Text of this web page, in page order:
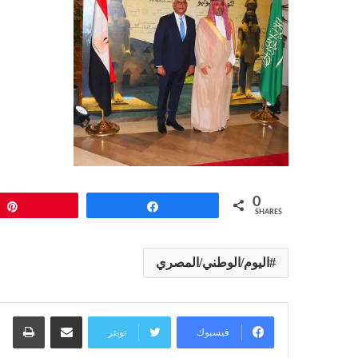
0
SHARES
اليوم/الوطني/المصري
فيسبوك تويتر
مشاركة عبر البريد